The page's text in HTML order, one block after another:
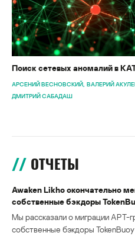
Поиск сетевых аномалий в
АРСЕНИЙ ВЕСНОВСКИЙ ВАЛЕРИЙ
ДМИТРИЙ САБАДАШ
ОТЧЕТЫ
Awaken Likho окончательно
собственные бэкдоры
Мы рассказали о миграции APT-
собственные бэкдоры